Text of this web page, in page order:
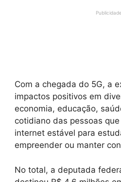
Publicidade
Com a chegada do 5G, a
impactos positivos em
economia, educação,
cotidiano das pessoas
internet estável para
empreender ou manter
No total, a deputada